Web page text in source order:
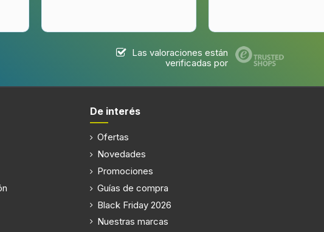
Las valoraciones están
verificadas por
De interés
Ofertas
Novedades
Promociones
Guías de compra
Black Friday 2026
Nuestras marcas